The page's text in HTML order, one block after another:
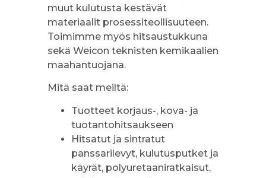
muut kulutusta kestävät
materiaalit prosessiteollisuuteen.
Toimimme myös hitsaustukkuna
sekä Weicon teknisten kemikaalien
maahantuojana.
Mitä saat meiltä:
Tuotteet korjaus-, kova- ja
tuotantohitsaukseen
Hitsatut ja sintratut
panssarilevyt, kulutusputket ja
käyrät, polyuretaaniratkaisut,